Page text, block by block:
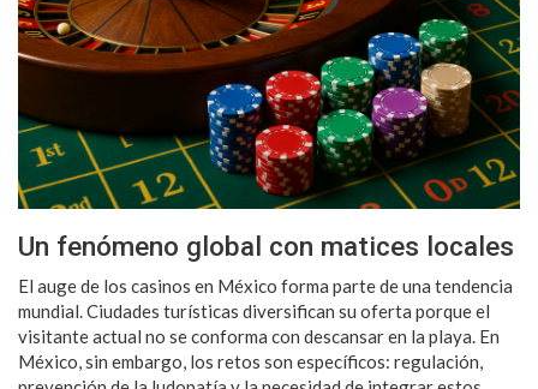
Un fenómeno global con matices locales
El auge de los casinos en México forma parte de una tendencia
mundial. Ciudades turísticas diversifican su oferta porque el
visitante actual no se conforma con descansar en la playa. En
México, sin embargo, los retos son específicos: regulación,